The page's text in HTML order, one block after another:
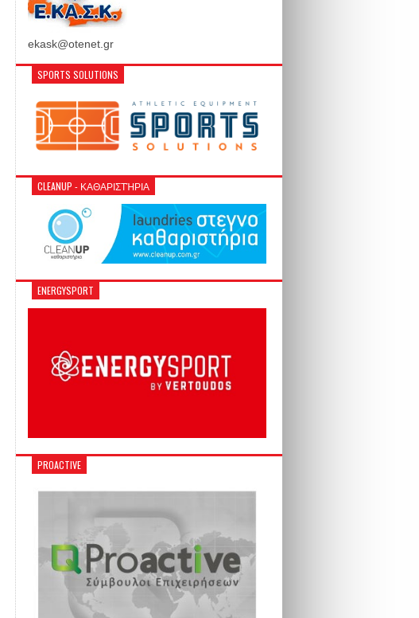
ekask@otenet.gr
SPORTS SOLUTIONS
CLEANUP - ΚΑΘΑΡΙΣΤΉΡΙΑ
ENERGYSPORT
PROACTIVE